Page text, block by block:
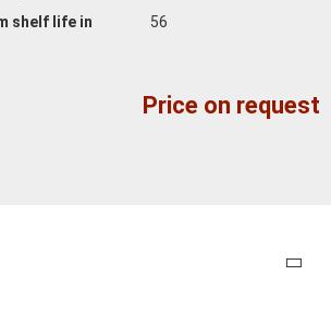
shelf life in
56
Price on request